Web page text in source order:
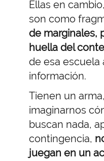
Ellas en
son como
de marginales,
huella del
de esa escuela
información.
Tienen un
imaginarnos
buscan nada,
contingencia,
juegan en un